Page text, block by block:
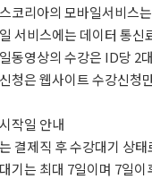
코리아의 모바일서비스
서비스에는 데이터 통신
동영상의 수강은 ID당 2
청은 웹사이트 수강신청
작일 안내
결제직 후 수강대기 상
기는 최대 7일이며 7일이